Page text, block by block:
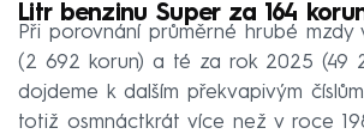
Litr benzinu Super za 164
Při porovnání průměrné hrubé mzdy
(2 692 korun) a té za rok 2025 (49
dojdeme k dalším překvapivým
totiž osmnáctkrát více než v roce